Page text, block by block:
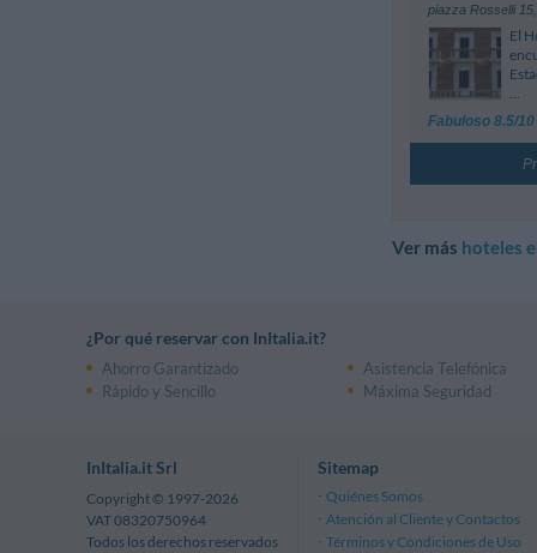
piazza Rosselli 15
El
...
Fabuloso 8.5/10
Ver más hoteles
¿Por qué reservar con InItalia.it?
Ahorro Garantizado Asistencia Telefónica
Rápido y Sencillo
Máxima Seguridad
InItalia.it Srl
Copyright © 1997-2026
VAT 08320750964
Todos los derechos reservados
Sitemap
Quiénes Somos
Atención al Cliente y Contactos
Términos y Condiciones de Uso